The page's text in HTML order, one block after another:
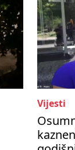
Vijesti